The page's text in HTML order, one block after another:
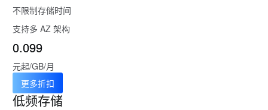
不限制存储时间
支持多 AZ 架构
0.099
元起/GB/月
更多折扣
低频存储